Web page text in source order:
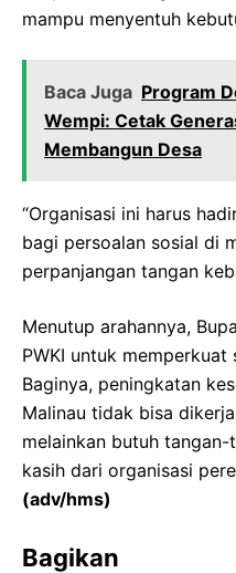
mampu menyentuh
Baca Juga Program
Wempi: Cetak
Membangun Desa
“Organisasi ini harus
bagi persoalan sosial di
perpanjangan tangan
Menutup arahannya,
PWKI untuk
Baginya, peningkatan
Malinau tidak bisa
melainkan butuh
kasih dari organisasi
(adv/hms)
Bagikan